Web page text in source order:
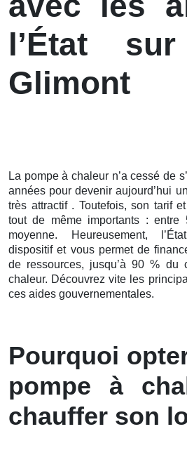
l’État
Glimont
La pompe à chaleur n’a cessé de
années pour devenir aujourd’hui
très attractif . Toutefois, son tarif
tout de même importants :
moyenne. Heureusement,
dispositif et vous permet de
de ressources, jusqu’à 90 % du
chaleur. Découvrez vite les
ces aides gouvernementales.
Pourquoi
pompe à
chauffer son